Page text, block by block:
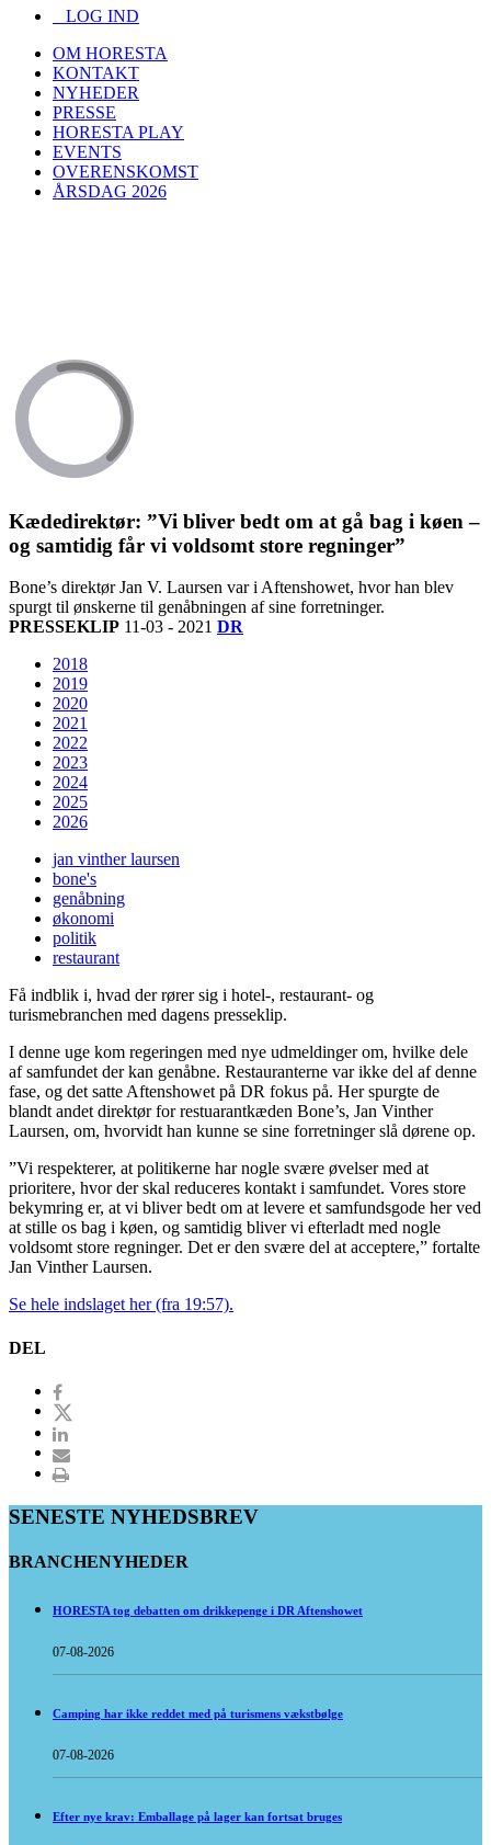
LOG IND
OM HORESTA
KONTAKT
NYHEDER
PRESSE
HORESTA PLAY
EVENTS
OVERENSKOMST
ÅRSDAG 2026
Kædedirektør: ”Vi bliver bedt om at gå bag i køen –
og samtidig får vi voldsomt store regninger”
Bone’s direktør Jan V. Laursen var i Aftenshowet, hvor han blev
spurgt til ønskerne til genåbningen af sine forretninger.
PRESSEKLIP 11-03 - 2021 DR
2018
2019
2020
2021
2022
2023
2024
2025
2026
jan vinther laursen
bone's
genåbning
økonomi
politik
restaurant
Få indblik i, hvad der rører sig i hotel-, restaurant- og
turismebranchen med dagens presseklip.
I denne uge kom regeringen med nye udmeldinger om, hvilke dele
af samfundet der kan genåbne. Restauranterne var ikke del af denne
fase, og det satte Aftenshowet på DR fokus på. Her spurgte de
blandt andet direktør for restuarantkæden Bone’s, Jan Vinther
Laursen, om, hvorvidt han kunne se sine forretninger slå dørene op.
”Vi respekterer, at politikerne har nogle svære øvelser med at
prioritere, hvor der skal reduceres kontakt i samfundet. Vores store
bekymring er, at vi bliver bedt om at levere et samfundsgode her ved
at stille os bag i køen, og samtidig bliver vi efterladt med nogle
voldsomt store regninger. Det er den svære del at acceptere,” fortalte
Jan Vinther Laursen.
Se hele indslaget her (fra 19:57).
DEL
SENESTE NYHEDSBREV
BRANCHENYHEDER
HORESTA tog debatten om drikkepenge i DR Aftenshowet
07-08-2026
Camping har ikke reddet med på turismens vækstbølge
07-08-2026
Efter nye krav: Emballage på lager kan fortsat bruges